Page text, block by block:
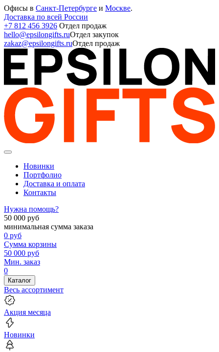
Офисы в Санкт-Петербурге и Москве.
Доставка по всей России
+7 812 456 3926 Отдел продаж
hello@epsilongifts.ruОтдел закупок
zakaz@epsilongifts.ruОтдел продаж
Новинки
Портфолио
Доставка и оплата
Контакты
Нужна помощь?
50 000 руб
минимальная сумма заказа
0 руб
Сумма корзины
50 000 руб
Мин. заказ
0
Каталог
Весь ассортимент
Акция месяца
Новинки